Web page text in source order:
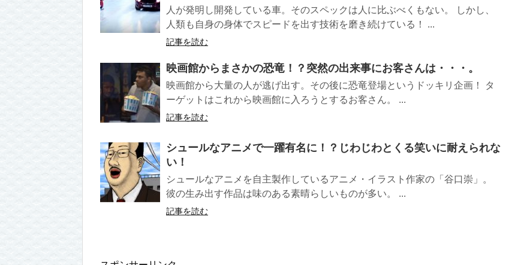
人が発明し開発している車。そのスペックは人に比ぶべくもない。 しかし、
人類も自身の身体でスピードを出す技術を磨き続けている！ ...
記事を読む
映画館からまさかの恐竜！？突然の出来事にお客さんは・・・。
映画館から大量の人が逃げ出す。その後に恐竜登場というドッキリ企画！ タ
ーゲットはこれから映画館に入ろうとするお客さん。 ...
記事を読む
シュールなアニメで一躍有名に！？じわじわとくる笑いに耐えられな
い！
シュールなアニメを自主製作しているアニメ・イラスト作家の「谷口崇」。
彼の生み出す作品は味のある素晴らしいものが多い。 ...
記事を読む